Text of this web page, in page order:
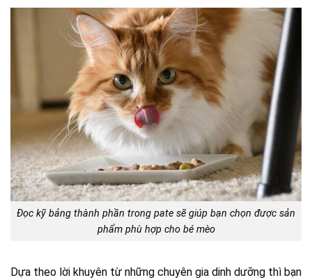
Đọc kỹ bảng thành phần trong pate sẽ giúp bạn chọn được sản
phẩm phù hợp cho bé mèo
Dựa theo lời khuyên từ những chuyên gia dinh dưỡng thì bạn